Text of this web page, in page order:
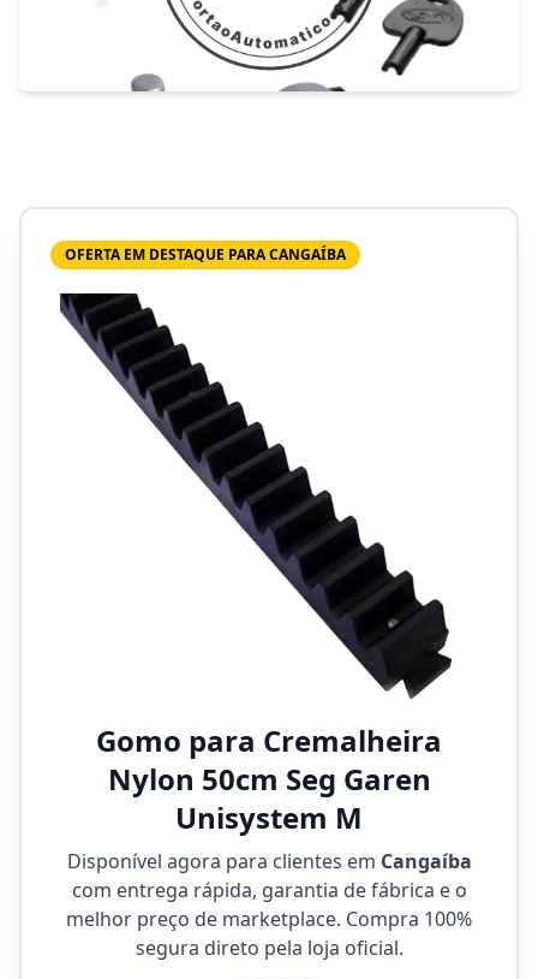
OFERTA EM DESTAQUE PARA CANGAÍBA
Gomo para Cremalheira
Nylon 50cm Seg Garen
Unisystem M
Disponível agora para clientes em Cangaíba
com entrega rápida, garantia de fábrica e o
melhor preço de marketplace. Compra 100%
segura direto pela loja oficial.